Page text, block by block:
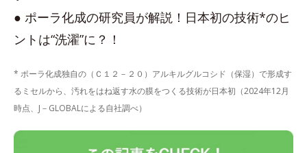
● ポーラ化成の研究員が解説！日本初の技術*のヒ
ントは“洗濯”に？！
* ポーラ化成独自の（Ｃ１２－２０）アルキルグルコシド（保湿）で形成す
るミセルから、汚れをはね返す水の膜をつくる技術が日本初（2024年12月
時点、J－GLOBALによる自社調べ）